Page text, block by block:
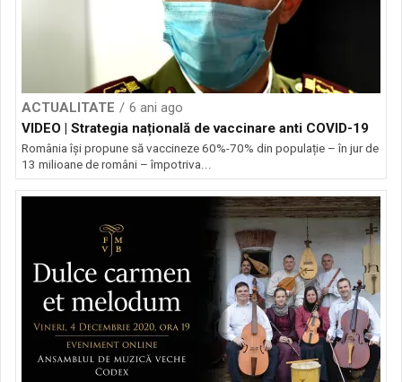
ACTUALITATE
6 ani ago
VIDEO | Strategia națională de vaccinare anti COVID-19
România își propune să vaccineze 60%-70% din populație – în jur de
13 milioane de români – împotriva...